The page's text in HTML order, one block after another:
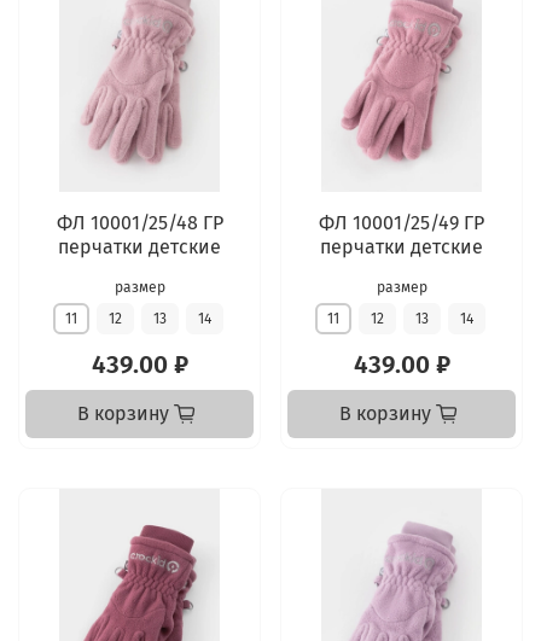
ФЛ 10001/25/48 ГР
перчатки детские
размер
11
12 13 14
439.00 ₽
В корзину
ФЛ 10001/25/49 ГР
перчатки детские
размер
11
12 13 14
439.00 ₽
В корзину